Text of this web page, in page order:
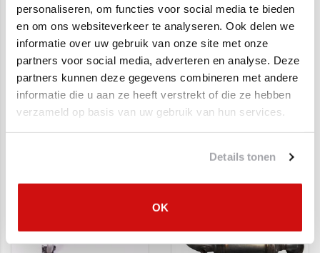
personaliseren, om functies voor social media te bieden
en om ons websiteverkeer te analyseren. Ook delen we
informatie over uw gebruik van onze site met onze
partners voor social media, adverteren en analyse. Deze
partners kunnen deze gegevens combineren met andere
informatie die u aan ze heeft verstrekt of die ze hebben
verzameld op basis van uw gebruik van hun services.
Details tonen
OK
Katalysator Audi A3,
Seat Altea,
Volkswagen Golf Diesel
€250,00 €144,95
Katalysator Seat
Altea, Skoda Octavia,
VW Golf
€299,95 €179,95